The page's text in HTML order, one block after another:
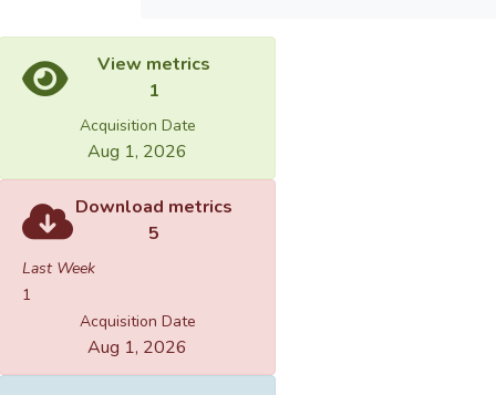
View metrics
1
Acquisition Date
Aug 1, 2026
Download metrics
5
Last Week
1
Acquisition Date
Aug 1, 2026